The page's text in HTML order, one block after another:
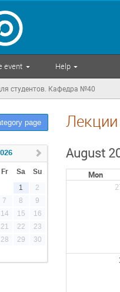
event Help
студентов. Кафедра №40
page
Fr Sa Su
1
2
7 8
9
14 15
16
21 22
23
28 29
30
August
Mon